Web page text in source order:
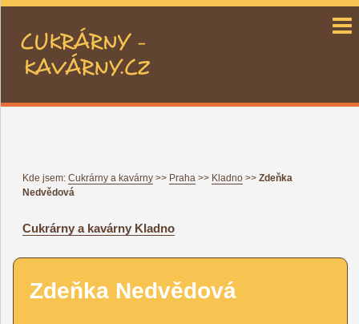
cukrárny a kavárny CZ
Kde jsem: Cukrárny a kavárny >> Praha >> Kladno >> Zdeňka
Nedvědová
Cukrárny a kavárny Kladno
Zdeňka Nedvědová